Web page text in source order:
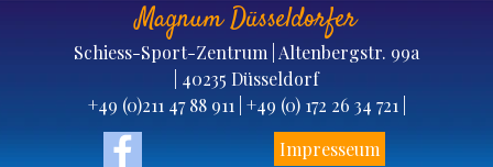
Magnum Düsseldorfer
Schiess-Sport-Zentrum | Altenbergstr. 99a
40235 Düsseldorf
+49 (0)211 47 88 911 | +49 (0) 172 26 34 721 |
info@magnum-dsz.de
Impresseum